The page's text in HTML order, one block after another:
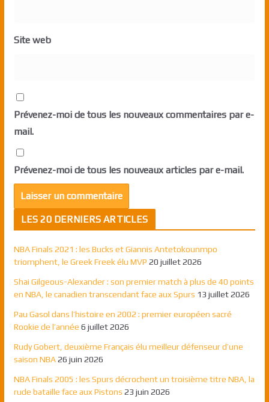
Site web
Prévenez-moi de tous les nouveaux commentaires par e-
mail.
Prévenez-moi de tous les nouveaux articles par e-mail.
LES 20 DERNIERS ARTICLES
NBA Finals 2021 : les Bucks et Giannis Antetokounmpo
triomphent, le Greek Freek élu MVP 20 juillet 2026
Shai Gilgeous-Alexander : son premier match à plus de 40 points
en NBA, le canadien transcendant face aux Spurs 13 juillet 2026
Pau Gasol dans l’histoire en 2002 : premier européen sacré
Rookie de l’année 6 juillet 2026
Rudy Gobert, deuxième Français élu meilleur défenseur d’une
saison NBA 26 juin 2026
NBA Finals 2005 : les Spurs décrochent un troisième titre NBA, la
rude bataille face aux Pistons 23 juin 2026